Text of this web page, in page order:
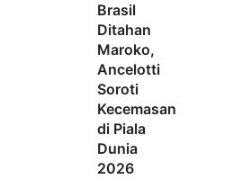
Brasil
Ditahan
Maroko,
Ancelotti
Soroti
Kecemasan
di Piala
Dunia
2026